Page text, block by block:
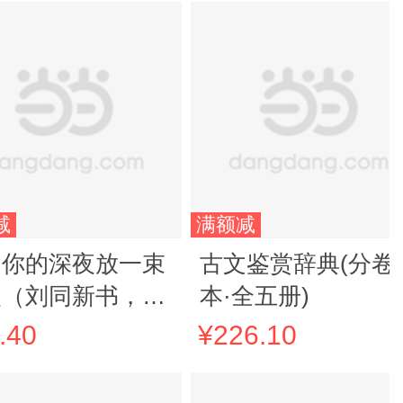
的深夜放一束
刘同新书，随
手写书名海
满额减
古文鉴赏辞典(分卷
本·全五册)
¥226.10